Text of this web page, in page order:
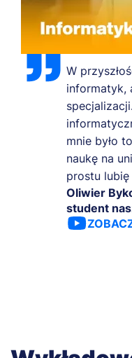
W
informatyk,
mnie było
naukę na
prostu
Oliwier
student